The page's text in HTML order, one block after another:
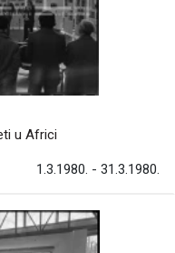
u Africi
1.3.1980. - 31.3.1980.